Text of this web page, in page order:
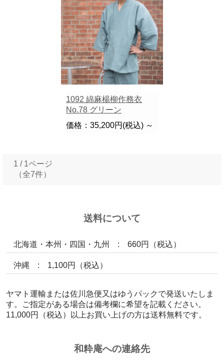
1092 綿麻楊柳作務衣
No.78 グリーン
価格：35,200円(税込) ～
1 / 1ページ
（全7件）
送料について
北海道・本州・四国・九州 : 660円（税込）
沖縄 : 1,100円（税込）
ヤマト運輸または佐川急便又はゆうパックで発送いたしま
す。ご指定がある場合は備考欄に希望を記載ください。
11,000円（税込）以上お買い上げの方は送料無料です。
和粋庵への連絡先